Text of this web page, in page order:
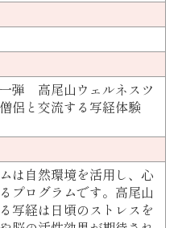
弾 高尾山ウェルネスツ
侶と交流する写経体験
は自然環境を活用し、心
プログラムです。高尾山
写経は日頃のストレスを